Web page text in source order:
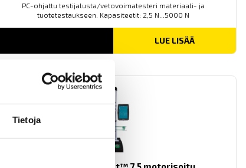
Tietoja
PC-ohjattu testijalusta/vetovoimatesteri materiaali- ja
tuotetestaukseen. Kapasiteetit: 2,5 N...5000 N
LUE LISÄÄ